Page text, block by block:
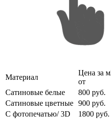
Материал
Цена за
от
Сатиновые белые
800 руб.
Сатиновые цветные 900 руб.
С фотопечатью/ 3D
1800 руб.